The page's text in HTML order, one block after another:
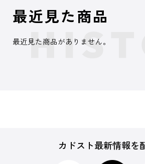
最近見た商品
最近見た商品がありません。
カドスト最新情報を